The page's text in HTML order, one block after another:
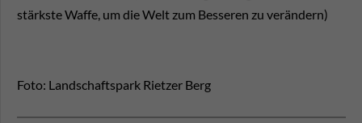
stärkste Waffe, um die Welt zum Besseren zu verändern)
Foto: Landschaftspark Rietzer Berg